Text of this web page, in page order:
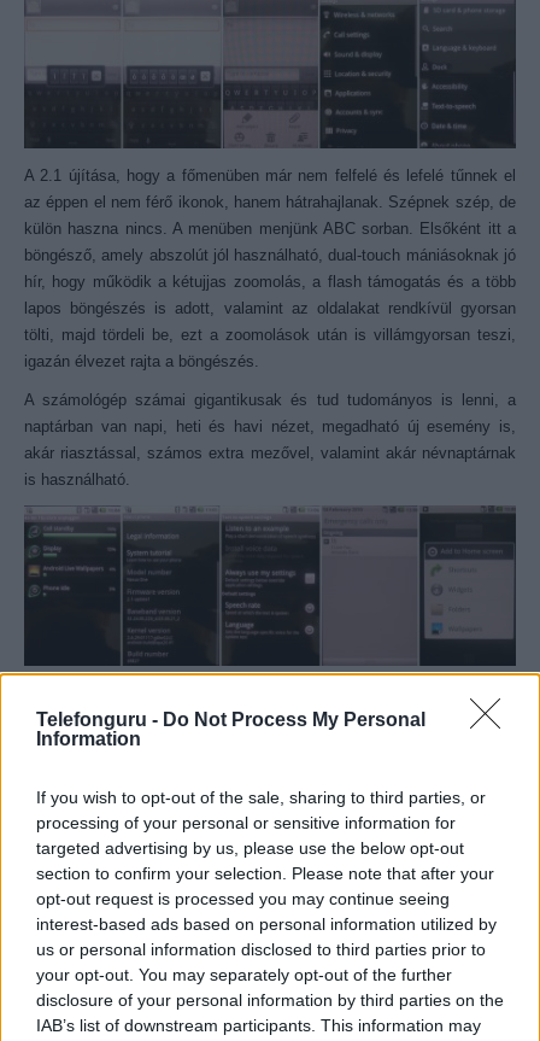
Telefonguru - Do Not Process My Personal
Information
If you wish to opt-out of the sale, sharing to third parties, or
processing of your personal or sensitive information for
targeted advertising by us, please use the below opt-out
section to confirm your selection. Please note that after your
opt-out request is processed you may continue seeing
interest-based ads based on personal information utilized by
us or personal information disclosed to third parties prior to
your opt-out. You may separately opt-out of the further
disclosure of your personal information by third parties on the
IAB’s list of downstream participants. This information may
A 2.1 újítása, hogy a főmenüben már nem felfelé és lefelé tűnnek el
az éppen el nem férő ikonok, hanem hátrahajlanak. Szépnek szép, de
külön haszna nincs. A menüben menjünk ABC sorban. Elsőként itt a
böngésző, amely abszolút jól használható, dual-touch mániásoknak jó
hír, hogy működik a kétujjas zoomolás, a flash támogatás és a több
lapos böngészés is adott, valamint az oldalakat rendkívül gyorsan
tölti, majd tördeli be, ezt a zoomolások után is villámgyorsan teszi,
igazán élvezet rajta a böngészés.
A számológép számai gigantikusak és tud tudományos is lenni, a
naptárban van napi, heti és havi nézet, megadható új esemény is,
akár riasztással, számos extra mezővel, valamint akár névnaptárnak
is használható.
LED-es mobilfény is társul. A képbeállítási lehetőségek kissé
egyszerűek, van be-kikapcsolható és automata vaku, fehéregyensúly-
A képeken kívül persze videó rögzítésére is képes a Nexus One,
720×480 képpont legnagyobb felbontásban és maximum 20 képkocka
per másodperc rögzítési értékkel.
Érdekes, hogy maximum félórás videót vehetünk fel. A Nexus One
kamerája ugyan nem készít világbajnok minőségű fotókat, de igenis
jól használható képeket lehet vele lőni, amelyek jó minőségűek
lesznek, köszönhetően az erős zajszűrésnek.